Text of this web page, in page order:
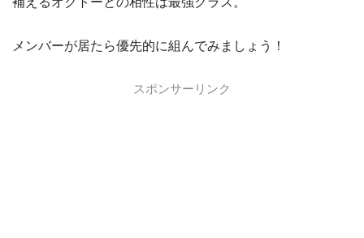
メンバーが居たら優先的に組んでみましょう！
スポンサーリンク